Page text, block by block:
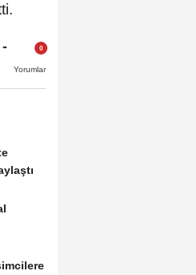
Yorumlar